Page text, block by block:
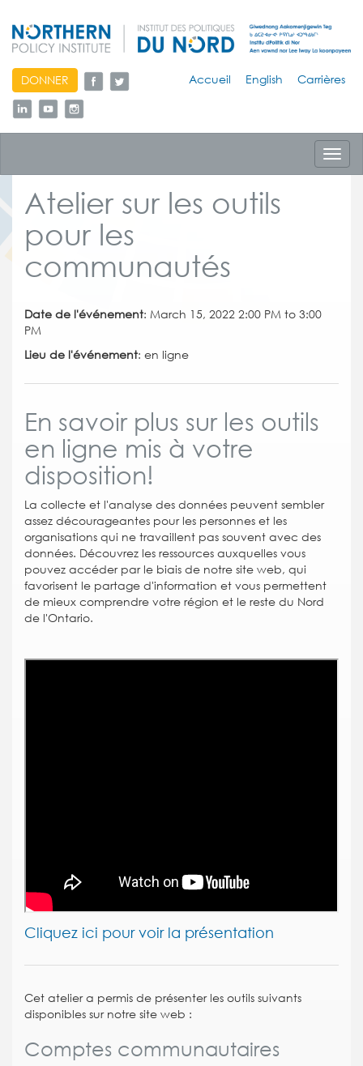
skip
to
content
DONNER Accueil English Carrières
Atelier sur les outils
pour les
communautés
Date de l'événement: March 15, 2022 2:00 PM to 3:00
PM
Lieu de l'événement: en ligne
En savoir plus sur les outils
en ligne mis à votre
disposition!
La collecte et l'analyse des données peuvent sembler
assez décourageantes pour les personnes et les
organisations qui ne travaillent pas souvent avec des
données. Découvrez les ressources auxquelles vous
pouvez accéder par le biais de notre site web, qui
favorisent le partage d'information et vous permettent
de mieux comprendre votre région et le reste du Nord
de l'Ontario.
Cliquez ici pour voir la présentation
Cet atelier a permis de présenter les outils suivants
disponibles sur notre site web :
Comptes communautaires